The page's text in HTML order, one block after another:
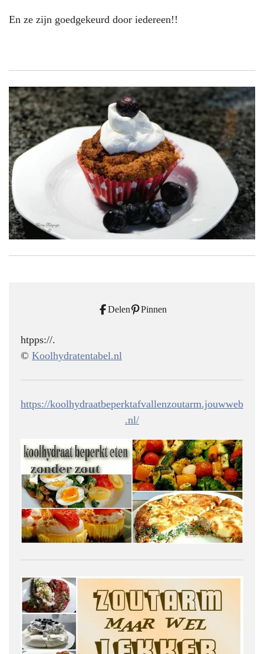
En ze zijn goedgekeurd door iedereen!!
Delen Pinnen
htpps://.
© Koolhydratentabel.nl
https://koolhydraatbeperktafvallenzoutarm.jouwweb
.nl/